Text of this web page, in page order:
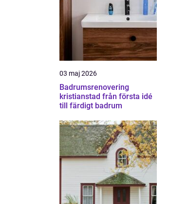
03 maj 2026
Badrumsrenovering
kristianstad från första idé
till färdigt badrum